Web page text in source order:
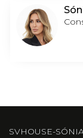
SVHOUSE-